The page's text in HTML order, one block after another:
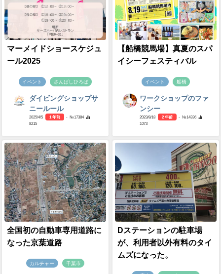
マーメイドショースケジュ
ール2025
イベント さんばしひろば
ダイビングショップサ
ニールール
2025/4/5 1 年前
- №17384
8215
【船橋競馬場】真夏のスパ
イシーフェスティバル
イベント 船橋
ワークショップのファ
ンシー
2023/8/18 2 年前
- №14336
1073
全国初の自動車専用道路に
なった京葉道路
カルチャー 千葉市
Dステーションの駐車場
が、利用者以外有料のタイ
ムズになった。